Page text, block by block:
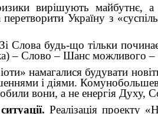
вирішують майбутнє,
Україну з
Зі Слова будь-що тільки
– Слово – Шанс можливого
намагалися будувати
і діями.
вони, а не енергія Духу,
Реалізація проекту